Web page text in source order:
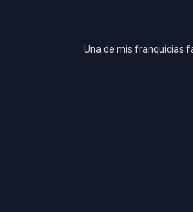
Una de mis franquicias